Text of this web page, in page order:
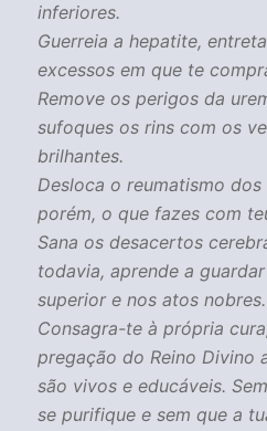
inferiores.
Guerreia a hepatite,
excessos em que te
Remove os perigos da
sufoques os rins com os
brilhantes.
Desloca o reumatismo
porém, o que fazes com
Sana os desacertos
todavia, aprende a
superior e nos atos nobres.
Consagra-te à própria
pregação do Reino Divino
são vivos e educáveis.
se purifique e sem que a